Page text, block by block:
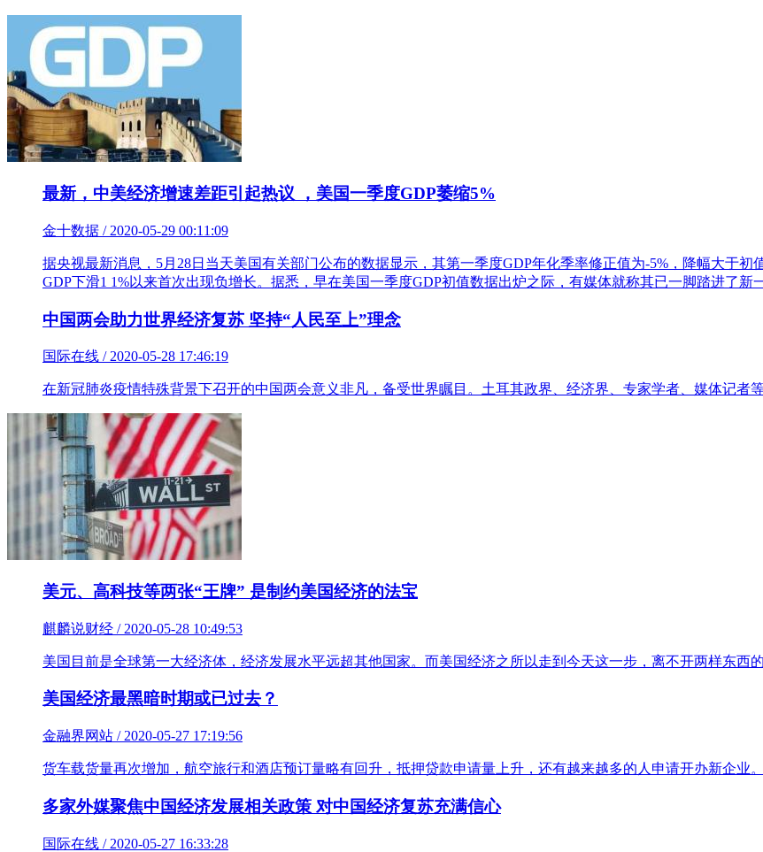
最新，中美经济增速差距引起热议 ，美国一季度GDP萎缩5%
金十数据 / 2020-05-29 00:11:09
据央视最新消息，5月28日当天美国有关部门公布的数据显示，其第一季度GDP年化季率修正值为-5%，降幅大于初
GDP下滑1 1%以来首次出现负增长。据悉，早在美国一季度GDP初值数据出炉之际，有媒体就称其已一脚踏进了新
中国两会助力世界经济复苏 坚持“人民至上”理念
国际在线 / 2020-05-28 17:46:19
在新冠肺炎疫情特殊背景下召开的中国两会意义非凡，备受世界瞩目。土耳其政界、经济界、专家学者、媒体记者
美元、高科技等两张“王牌” 是制约美国经济的法宝
麒麟说财经 / 2020-05-28 10:49:53
美国目前是全球第一大经济体，经济发展水平远超其他国家。而美国经济之所以走到今天这一步，离不开两样东西
美国经济最黑暗时期或已过去？
金融界网站 / 2020-05-27 17:19:56
货车载货量再次增加，航空旅行和酒店预订量略有回升，抵押贷款申请量上升，还有越来越多的人申请开办新企业
多家外媒聚焦中国经济发展相关政策 对中国经济复苏充满信心
国际在线 / 2020-05-27 16:33:28